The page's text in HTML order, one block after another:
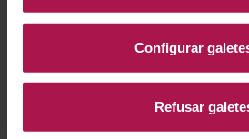
Configurar
Refusar
o compartir en ocasiones